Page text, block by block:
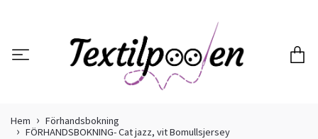
Hem
Förhandsbokning
FÖRHANDSBOKNING- Cat jazz, vit Bomullsjersey